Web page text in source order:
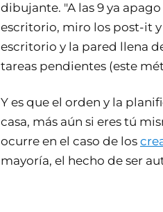
dibujante. "A las 9 ya
escritorio, miro los post-it y
escritorio y la pared llena
tareas pendientes (este
Y es que el orden y la
casa, más aún si eres tú
ocurre en el caso de los
mayoría, el hecho de ser